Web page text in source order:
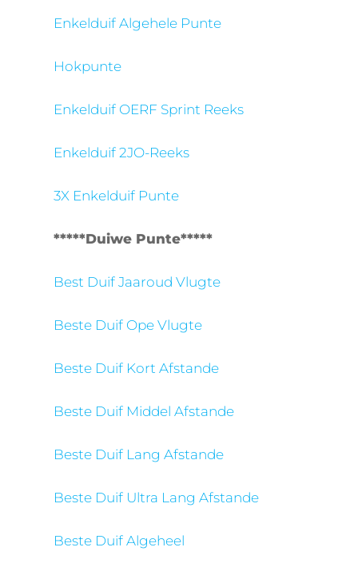
Enkelduif Algehele Punte
Hokpunte
Enkelduif OERF Sprint Reeks
Enkelduif 2JO-Reeks
3X Enkelduif Punte
*****Duiwe Punte*****
Best Duif Jaaroud Vlugte
Beste Duif Ope Vlugte
Beste Duif Kort Afstande
Beste Duif Middel Afstande
Beste Duif Lang Afstande
Beste Duif Ultra Lang Afstande
Beste Duif Algeheel